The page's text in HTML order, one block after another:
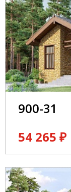
900-31
54 265 ₽